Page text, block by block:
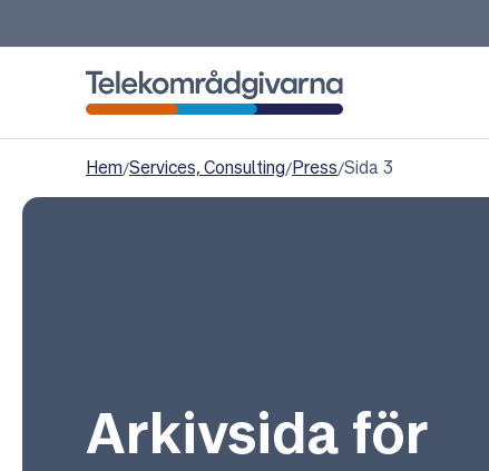
Hem/Services, Consulting/Press/Sida 3
Arkivsida för